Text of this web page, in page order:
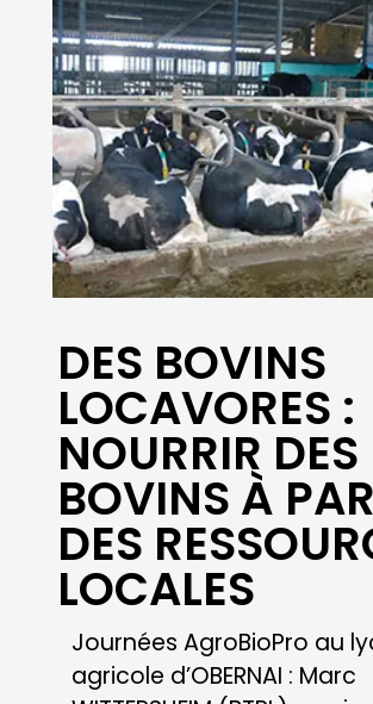
dans le temps et d’utiliser et
valoriser des coproduits locaux,
un mélange complet de la ration
des taurillons, est réalisé pour un
an.
Date :
STRATÉGIE : TOUTE